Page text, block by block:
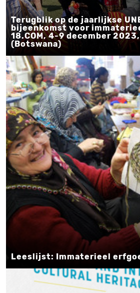
Terugblik op de jaarlijkse
bijeenkomst voor
18.COM, 4-9 december
(Botswana)
Leeslijst: Immaterieel